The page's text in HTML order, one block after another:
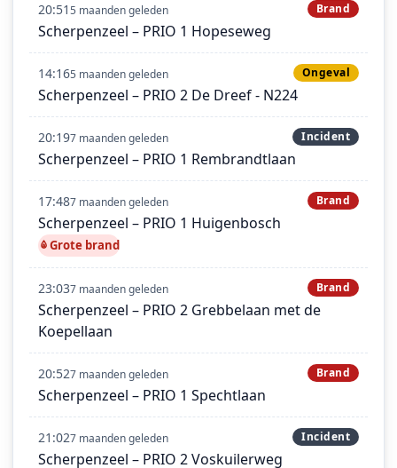
20:515 maanden geleden Brand
Scherpenzeel – PRIO 1 Hopeseweg
14:165 maanden geleden Ongeval
Scherpenzeel – PRIO 2 De Dreef - N224
20:197 maanden geleden Incident
Scherpenzeel – PRIO 1 Rembrandtlaan
17:487 maanden geleden Brand
Scherpenzeel – PRIO 1 Huigenbosch
Grote brand
23:037 maanden geleden Brand
Scherpenzeel – PRIO 2 Grebbelaan met de
Koepellaan
20:527 maanden geleden Brand
Scherpenzeel – PRIO 1 Spechtlaan
21:027 maanden geleden Incident
Scherpenzeel – PRIO 2 Voskuilerweg